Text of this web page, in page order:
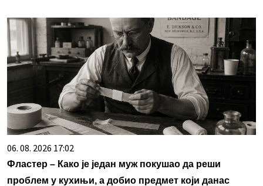
06. 08. 2026 17:02
Фластер – Како је један муж покушао да реши
проблем у кухињи, а добио предмет који данас